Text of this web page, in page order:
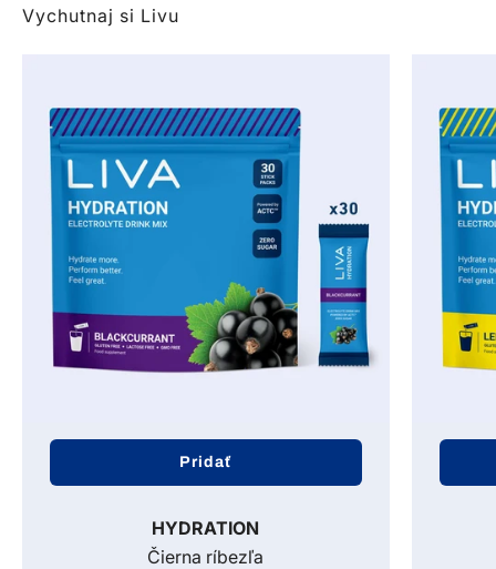
Vychutnaj si Livu
Pridať
HYDRATION
Čierna ríbezľa